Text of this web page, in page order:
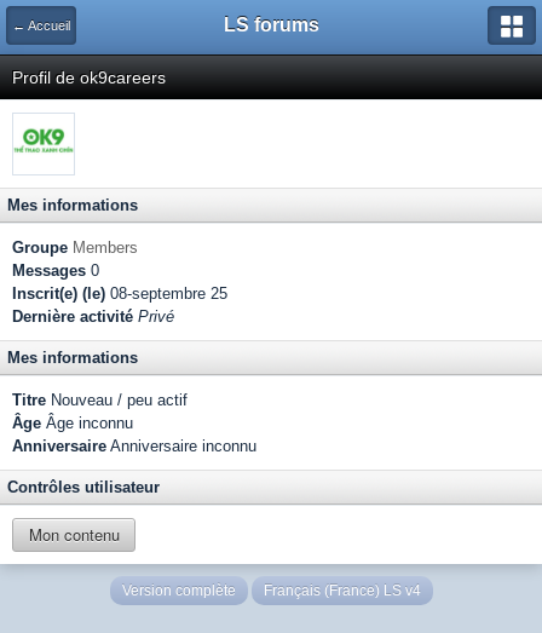
← Accueil LS forums
Profil de ok9careers
Mes informations
Groupe Members
Messages 0
Inscrit(e) (le) 08-septembre 25
Dernière activité Privé
Mes informations
Titre Nouveau / peu actif
Âge Âge inconnu
Anniversaire Anniversaire inconnu
Contrôles utilisateur
Mon contenu
Version complète Français (France) LS v4